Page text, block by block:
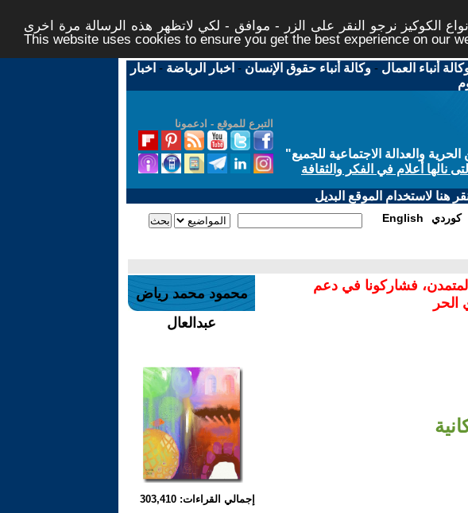
الكوكيز نرجو النقر على الزر - موافق - لكي لاتظهر هذه الرسالة مرة اخرى -
This website uses cookies to ensure you get the best experience on our
أنباء العمال -وكالة أنباء حقوق الإنسان - اخبار الرياضة - اخبار
التبرع للموقع - ادعمونا
والعدالة الاجتماعية للجميع"
نالها أعلام في الفكر والثقافة
هنا لاستخدام الموقع البديل
English كوردي
فشاركونا في دعم
الحر
محمود محمد رياض
عبدالعال
إجمالي القراءات: 303,410